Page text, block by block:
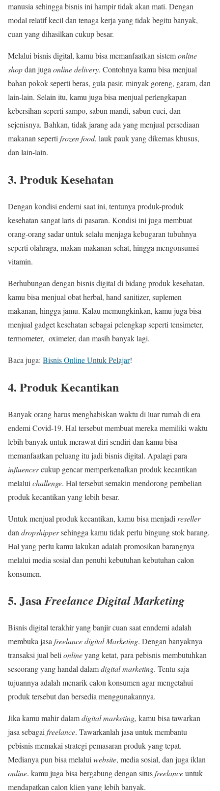
manusia sehingga bisnis ini hampir tidak akan mati. Dengan
modal relatif kecil dan tenaga kerja yang tidak begitu banyak,
cuan yang dihasilkan cukup besar.
Melalui bisnis digital, kamu bisa memanfaatkan sistemonline
shopdan juga online delivery. Contohnya kamu bisa menjual
bahan pokok seperti beras, gula pasir, minyak goreng, garam, dan
lain-lain. Selain itu, kamu juga bisa menjual perlengkapan
kebersihan seperti sampo, sabun mandi, sabun cuci, dan
sejenisnya. Bahkan, tidak jarang ada yang menjual persediaan
makanan seperti frozen food, lauk pauk yang dikemas khusus,
dan lain-lain.
3. Produk Kesehatan
Dengan kondisi endemi saat ini, tentunya produk-produk
kesehatan sangat laris di pasaran. Kondisi ini juga membuat
orang-orang sadar untuk selalu menjaga kebugaran tubuhnya
seperti olahraga, makan-makanan sehat, hingga mengonsumsi
vitamin.
Berhubungan dengan bisnis digital di bidang produk kesehatan,
kamu bisa menjual obat herbal, hand sanitizer, suplemen
makanan, hingga jamu. Kalau memungkinkan, kamu juga bisa
menjual gadget kesehatan sebagai pelengkap seperti tensimeter,
termometer, oximeter, dan masih banyak lagi.
Baca juga: Bisnis Online Untuk Pelajar!
4. Produk Kecantikan
Banyak orang harus menghabiskan waktu di luar rumah di era
endemi Covid-19. Hal tersebut membuat mereka memiliki waktu
lebih banyak untuk merawat diri sendiri dan kamu bisa
memanfaatkan peluang itu jadi bisnis digital. Apalagi para
influencercukup gencar memperkenalkan produk kecantikan
melalui challenge. Hal tersebut semakin mendorong pembelian
produk kecantikan yang lebih besar.
Untuk menjual produk kecantikan, kamu bisa menjadi reseller
dan dropshippersehingga kamu tidak perlu bingung stok barang.
Hal yang perlu kamu lakukan adalah promosikan barangnya
melalui media sosial dan penuhi kebutuhan kebutuhan calon
konsumen.
5. JasaFreelance Digital Marketing
Bisnis digital terakhir yang banjir cuan saat enndemi adalah
membuka jasafreelance digital Marketing. Dengan banyaknya
transaksi jual belionlineyang ketat, para pebisnis membutuhkan
seseorang yang handal dalamdigital marketing. Tentu saja
tujuannya adalah menarik calon konsumen agar mengetahui
produk tersebut dan bersedia menggunakannya.
Jika kamu mahir dalamdigital marketing, kamu bisa tawarkan
jasa sebagaifreelance. Tawarkanlah jasa untuk membantu
pebisnis memakai strategi pemasaran produk yang tepat.
Medianya pun bisa melaluiwebsite, media sosial, dan juga iklan
online. kamu juga bisa bergabung dengan situsfreelanceuntuk
mendapatkan calon klien yang lebih banyak.